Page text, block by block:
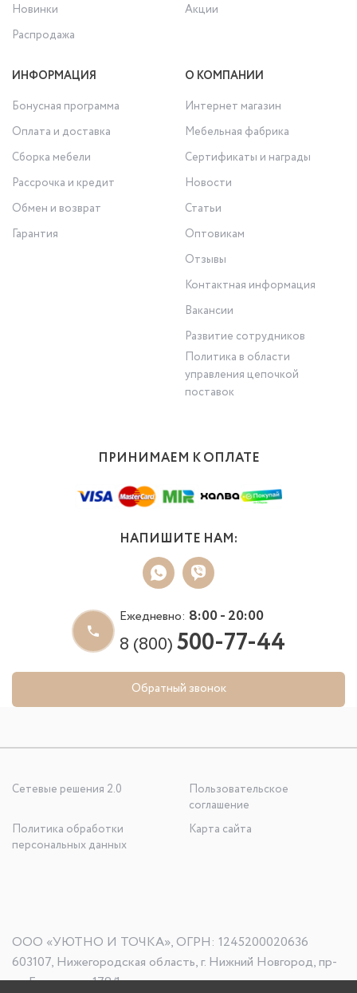
Новинки
Акции
Распродажа
ИНФОРМАЦИЯ
Бонусная программа
Оплата и доставка
Сборка мебели
Рассрочка и кредит
Обмен и возврат
Гарантия
О КОМПАНИИ
Интернет магазин
Мебельная фабрика
Сертификаты и награды
Новости
Статьи
Оптовикам
Отзывы
Контактная информация
Вакансии
Развитие сотрудников
Политика в области
управления цепочкой
поставок
ПРИНИМАЕМ К ОПЛАТЕ
НАПИШИТЕ НАМ:
Ежедневно: 8:00 - 20:00
8 (800)500-77-44
Обратный звонок
Сетевые решения 2.0
Пользовательское
соглашение
Политика обработки
персональных данных
Карта сайта
ООО «УЮТНО И ТОЧКА», ОГРН: 1245200020636
603107, Нижегородская область, г. Нижний Новгород, пр-
кт Гагарина, д. 178/1